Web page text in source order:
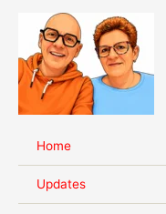
inhoud
Home
Updates